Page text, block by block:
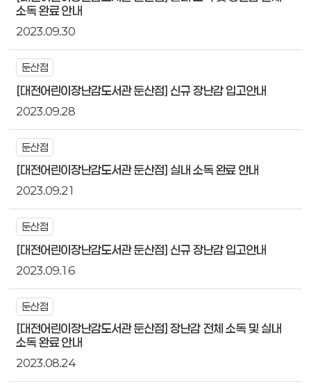
소독 완료 안내
2023.09.30
둔산점
[대전어린이장난감도서관 둔산점] 신규 장난감 입고안내
2023.09.28
둔산점
[대전어린이장난감도서관 둔산점] 실내 소독 완료 안내
2023.09.21
둔산점
[대전어린이장난감도서관 둔산점] 신규 장난감 입고안내
2023.09.16
둔산점
[대전어린이장난감도서관 둔산점] 장난감 전체 소독 및 실내
소독 완료 안내
2023.08.24